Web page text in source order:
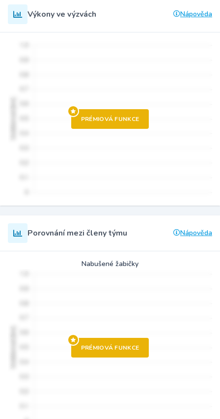
Výkony ve výzvách Nápověda
PRÉMIOVÁ FUNKCE
Porovnání mezi členy týmu Nápověda
Nabušené žabičky
PRÉMIOVÁ FUNKCE